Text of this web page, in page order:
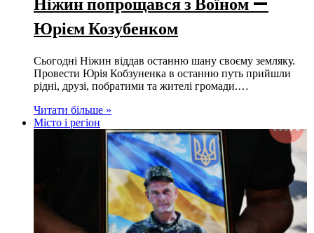
Юрієм Козубенком
Сьогодні Ніжин віддав останню шану своєму земляку.
Провести Юрія Кобзуненка в останню путь прийшли
рідні, друзі, побратими та жителі громади.…
Читати більше »
Місто і регіон